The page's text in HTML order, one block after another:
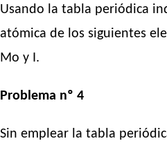
Usando la tabla periódica
atómica de los siguientes
Mo y I.
Problema nº 4
Sin emplear la tabla